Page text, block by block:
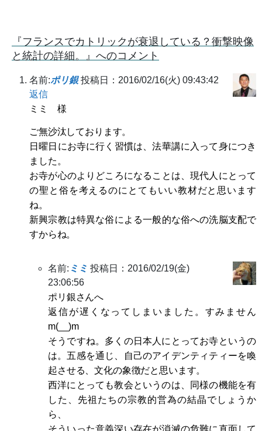
『フランスでカトリックが衰退している？衝撃映像
と統計の詳細。』へのコメント
名前:ポリ銀 投稿日：2016/02/16(火) 09:43:42
返信
ミミ 様
ご無沙汰しております。
日曜日にお寺に行く習慣は、法華講に入って身につき
ました。
お寺が心のよりどころになることは、現代人にとって
の聖と俗を考えるのにとてもいい教材だと思います
ね。
新興宗教は特異な俗による一般的な俗への洗脳支配で
すからね。
名前: ミミ 投稿日：2016/02/19(金)
23:06:56
ポリ銀さんへ
返信が遅くなってしまいました。すみません
m(__)m
そうですね。多くの日本人にとってお寺というの
は。五感を通じ、自己のアイデンティティーを喚
起させる、文化の象徴だと思います。
西洋にとっても教会というのは、同様の機能を有
した、先祖たちの宗教的営為の結晶でしょうか
ら、
そういった意義深い存在が消滅の危難に直面して